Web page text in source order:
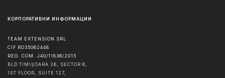
КОРПОРАТИВНИ ИНФОРМАЦИИ
TEAM EXTENSION SRL
CIF RO35062448
REG. COM. J40/11836/2015
BLD TIMIȘOARA 26, SECTOR 6,
1ST FLOOR, SUITE 127,